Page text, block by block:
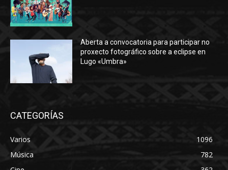
Aberta a convocatoria para participar no
proxecto fotográfico sobre a eclipse en
Lugo «Umbra»
CATEGORÍAS
Varios
1096
Música
782